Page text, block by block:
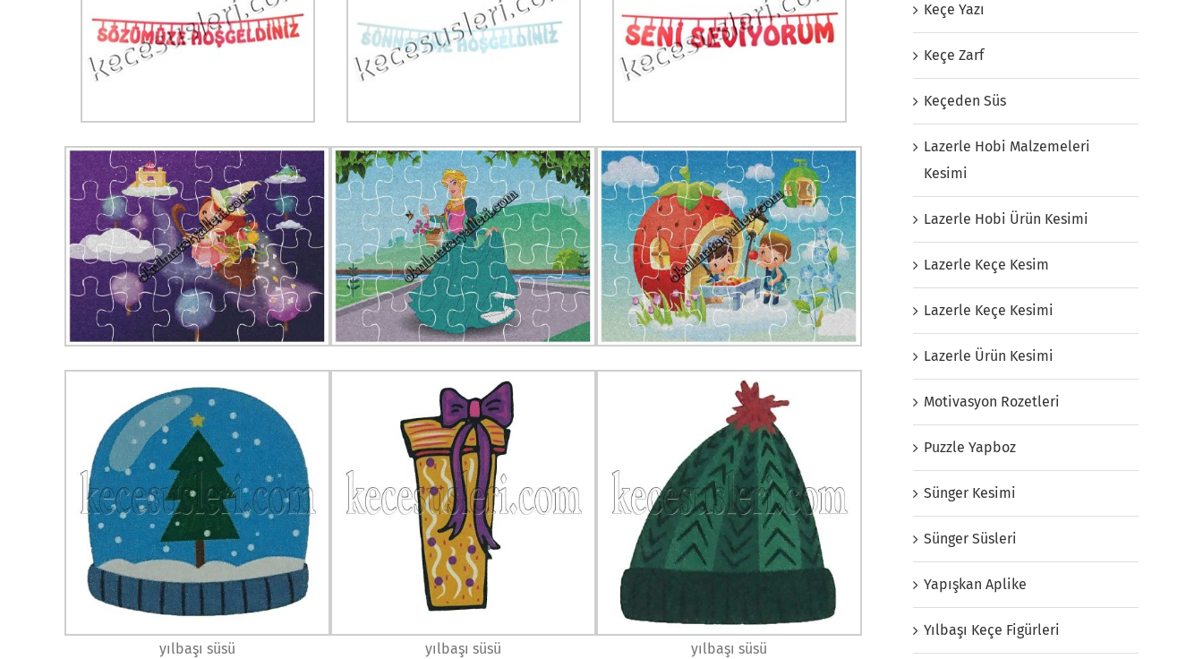
yılbaşı süsü yılbaşı süsü yılbaşı süsü
Keçe Yazı
Keçe Zarf
Keçeden Süs
Lazerle Hobi Malzemeleri
Kesimi
Lazerle Hobi Ürün Kesimi
Lazerle Keçe Kesim
Lazerle Keçe Kesimi
Lazerle Ürün Kesimi
Motivasyon Rozetleri
Puzzle Yapboz
Sünger Kesimi
Sünger Süsleri
Yapışkan Aplike
Yılbaşı Keçe Figürleri